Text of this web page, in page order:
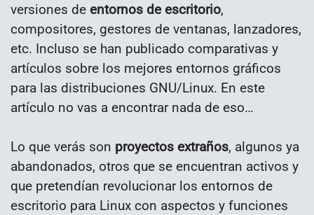
versiones de entornos de escritorio,
compositores, gestores de ventanas, lanzadores,
etc. Incluso se han publicado comparativas y
artículos sobre los mejores entornos gráficos
para las distribuciones GNU/Linux. En este
artículo no vas a encontrar nada de eso…
Lo que verás son proyectos extraños, algunos ya
abandonados, otros que se encuentran activos y
que pretendían revolucionar los entornos de
escritorio para Linux con aspectos y funciones